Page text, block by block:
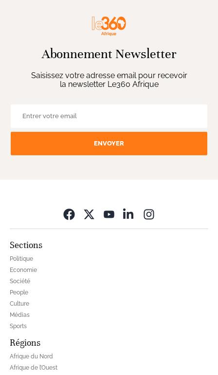
Abonnement Newsletter
Saisissez votre adresse email pour recevoir
la newsletter Le360 Afrique
ENVOYER
Sections
Politique
Economie
Société
People
Culture
Médias
Sports
Régions
Afrique du Nord
Afrique de l’Ouest